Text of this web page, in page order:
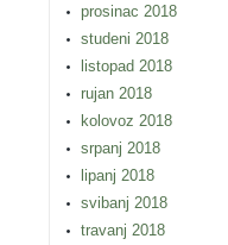
prosinac 2018
studeni 2018
listopad 2018
rujan 2018
kolovoz 2018
srpanj 2018
lipanj 2018
svibanj 2018
travanj 2018